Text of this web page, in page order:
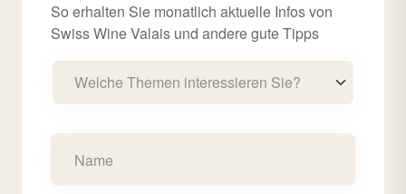
So erhalten Sie monatlich aktuelle Infos von
Swiss Wine Valais und andere gute Tipps
Welche Themen interessieren Sie?